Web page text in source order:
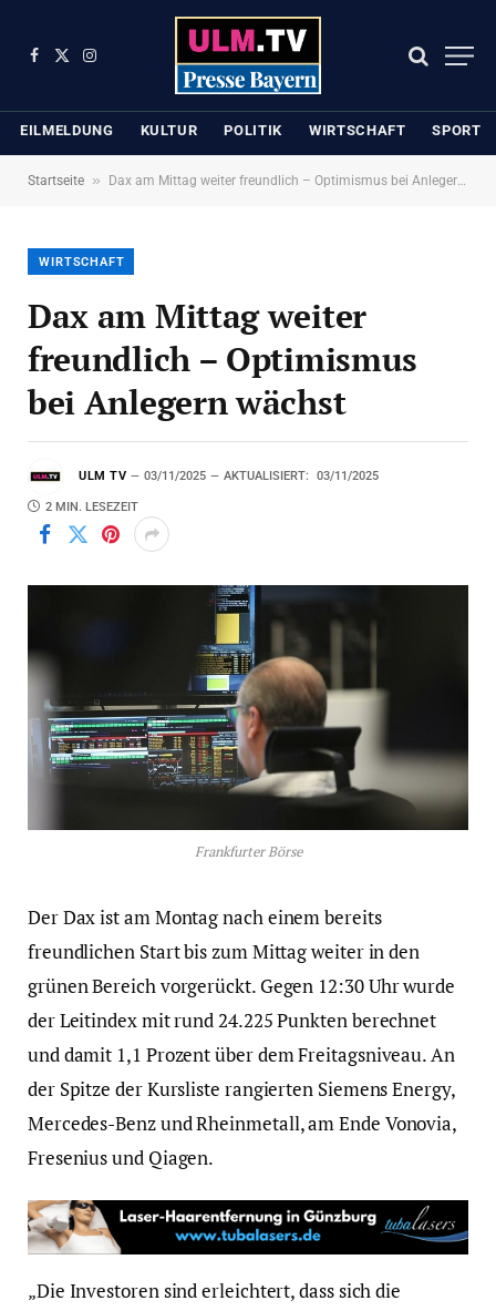
Facebook
X
Instagram
EILMELDUNG KULTUR POLITIK WIRTSCHAFT SPORT
Startseite » Dax am Mittag weiter freundlich – Optimismus bei Anlegern wächst
WIRTSCHAFT
Dax am Mittag weiter
freundlich – Optimismus
bei Anlegern wächst
ULM TV 03/11/2025 AKTUALISIERT: 03/11/2025
2 MIN. LESEZEIT
Frankfurter Börse
Der Dax ist am Montag nach einem bereits
freundlichen Start bis zum Mittag weiter in den
grünen Bereich vorgerückt. Gegen 12:30 Uhr wurde
der Leitindex mit rund 24.225 Punkten berechnet
und damit 1,1 Prozent über dem Freitagsniveau. An
der Spitze der Kursliste rangierten Siemens Energy,
Mercedes-Benz und Rheinmetall, am Ende Vonovia,
Fresenius und Qiagen.
„Die Investoren sind erleichtert, dass sich die